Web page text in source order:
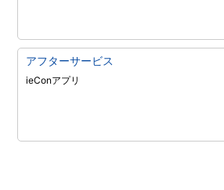
アフターサービス
ieConアプリ